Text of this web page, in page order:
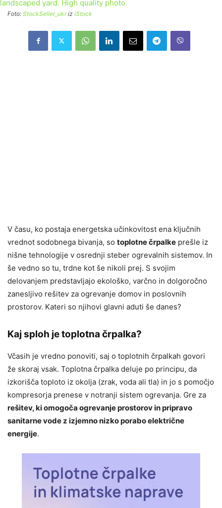
Foto: StockSeller_ukriz iStock
V času, ko postaja energetska učinkovitost ena ključnih
vrednot sodobnega bivanja, so toplotne črpalke prešle iz
nišne tehnologije v osrednji steber ogrevalnih sistemov. In
še vedno so tu, trdne kot še nikoli prej. S svojim
delovanjem predstavljajo ekološko, varčno in dolgoročno
zanesljivo rešitev za ogrevanje domov in poslovnih
prostorov. Kateri so njihovi glavni aduti še danes?
Kaj sploh je toplotna črpalka?
Včasih je vredno ponoviti, saj o toplotnih črpalkah govori
že skoraj vsak. Toplotna črpalka deluje po principu, da
izkorišča toploto iz okolja (zrak, voda ali tla) in jo s pomočjo
kompresorja prenese v notranji sistem ogrevanja. Gre za
rešitev, ki omogoča ogrevanje prostorov in pripravo
sanitarne vode z izjemno nizko porabo električne
energije.